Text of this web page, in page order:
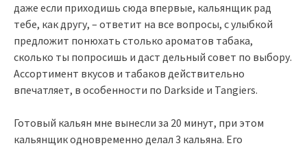
даже если приходишь сюда впервые, кальянщик рад
тебе, как другу, – ответит на все вопросы, с улыбкой
предложит понюхать столько ароматов табака,
сколько ты попросишь и даст дельный совет по выбору.
Ассортимент вкусов и табаков действительно
впечатляет, в особенности по Darkside и Tangiers.
Готовый кальян мне вынесли за 20 минут, при этом
кальянщик одновременно делал 3 кальяна. Его